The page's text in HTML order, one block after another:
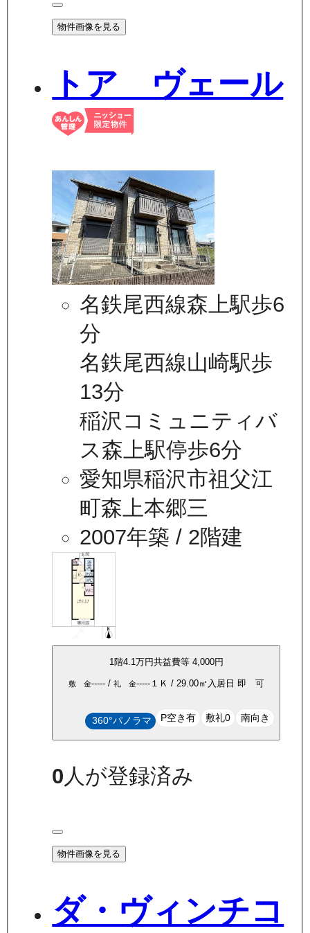
物件画像を見る
トア ヴェール
名鉄尾西線森上駅歩6
分
名鉄尾西線山崎駅歩
13分
稲沢コミュニティバ
ス森上駅停歩6分
愛知県稲沢市祖父江
町森上本郷三
2007年築 / 2階建
1階4.1万円共益費等 4,000円
敷 金-----/ 礼 金-----１Ｋ / 29.00㎡ 入居日 即 可
360°パノラマ P空き有 敷礼0 南向き
0人が登録済み
物件画像を見る
ダ・ヴィンチコ